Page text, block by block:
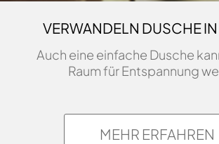
VERWANDELN DUSCHE
Auch eine einfache Dusche
Raum für Entspannung
MEHR ERFAHREN